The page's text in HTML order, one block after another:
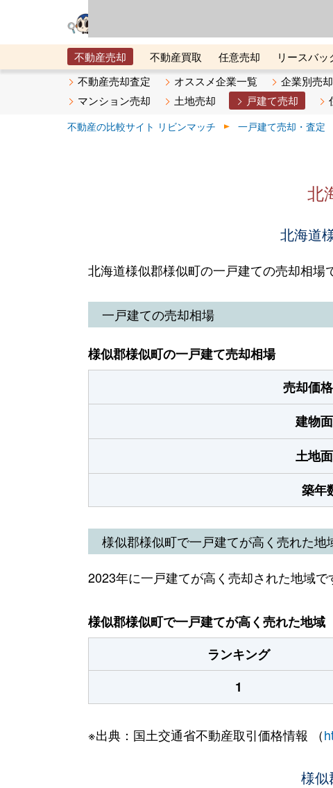
不動産売却 不動産買取 任意売却 リースバッ
メタ住宅展示場
ベスト不動産カンパニー オンライ
不動産売却査定 オススメ企業一覧 企業別売
マンション売却
土地売却 戸建て売却
不動産の比較サイト リビンマッチ 一戸建て売却・査定
北
北海道
北海道様似郡様似町の一戸建ての売却相場
一戸建ての売却相場
様似郡様似町の一戸建て売却相場
売却価
建物
土地
築年
様似郡様似町で一戸建てが高く売れた地
2023年に一戸建てが高く売却された地域で
様似郡様似町で一戸建てが高く売れた地域
ランキング
1
※出典：国土交通省不動産取引価格情報 （
様似